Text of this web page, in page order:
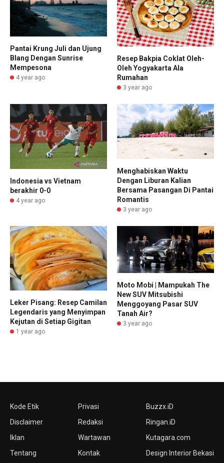
Pantai Krung Juli dan Ujung
Blang Dengan Sunrise
Mempesona
4 year ago
Resep Bakpia Coklat Oleh-
Oleh Yogyakarta Ala
Rumahan
3 year ago
Indonesia vs Vietnam
berakhir 0-0
4 year ago
Menghabiskan Waktu
Dengan Liburan Kalian
Bersama Pasangan Di Pantai
Romantis
3 year ago
Leker Pisang: Resep Camilan
Legendaris yang Menyimpan
Kejutan di Setiap Gigitan
1 year ago
Moto Mobi | Mampukah The
New SUV Mitsubishi
Menggoyang Pasar SUV
Tanah Air?
3 year ago
Kode Etik
Disclaimer
Iklan
Tentang
Privasi
Redaksi
Wartawan
Kontak
Buzzx.iD
Ringan.iD
Kutagara.com
Design Interior Bekasi